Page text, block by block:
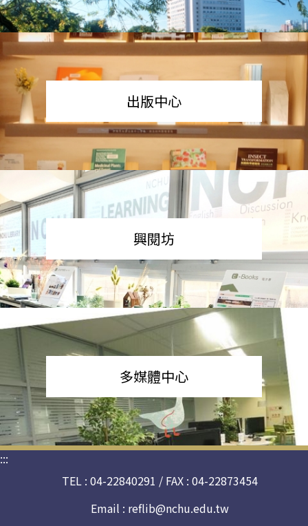
出版中心
興閱坊
多媒體中心
:::
TEL : 04-22840291 / FAX : 04-22873454
Email : reflib@nchu.edu.tw